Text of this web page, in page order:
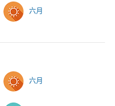
六月
六月